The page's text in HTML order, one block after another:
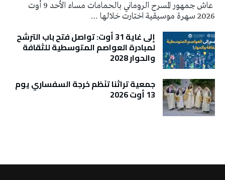
عاش جمهور المسرح الروماني بالحمامات مساء الأحد 9 أوت
2026 سهرة موسيقية اختارت خلالها …
إلى غاية 31 أوت: تواصل فتح باب الترشح
لمبادرة العواصم المتوسطية للثقافة
والحوار 2028
جمعية تراثنا تنَظم خرجة السفساري يوم
13 أوت 2026